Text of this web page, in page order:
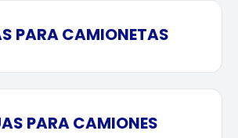
PARA CAMIONETAS
PARA CAMIONES